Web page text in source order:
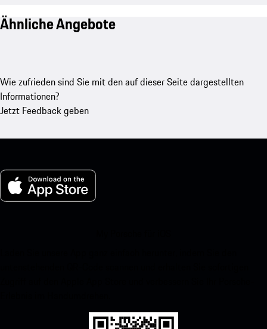
Ähnliche Angebote
Wie zufrieden sind Sie mit den auf dieser Seite dargestellten
Informationen?
Jetzt Feedback geben